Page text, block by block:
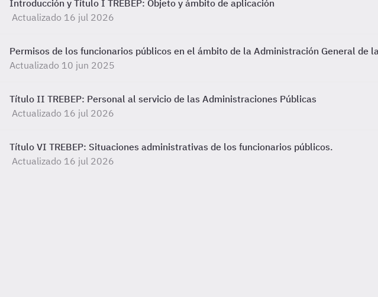
Introducción y Título I TREBEP: Objeto y ámbito de aplicación
Actualizado 16 jul 2026
Permisos de los funcionarios públicos en el ámbito de la Administración General de
Actualizado 10 jun 2025
Título II TREBEP: Personal al servicio de las Administraciones Públicas
Actualizado 16 jul 2026
Título VI TREBEP: Situaciones administrativas de los funcionarios públicos.
Actualizado 16 jul 2026